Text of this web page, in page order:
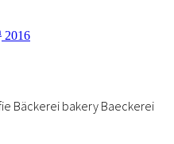
2016
Bäckerei bakery Baeckerei